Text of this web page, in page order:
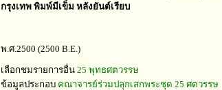
กรุงเทพ พิมพ์มีเข็ม หลังยันต์เรียบ
พ.ศ.2500 (2500 B.E.)
เลือกชมรายการอื่น 25 พุทธศตวรรษ
ข้อมูลประกอบ คณาจารย์ร่วมปลุกเสกพระชุด 25 ศตวรรษ